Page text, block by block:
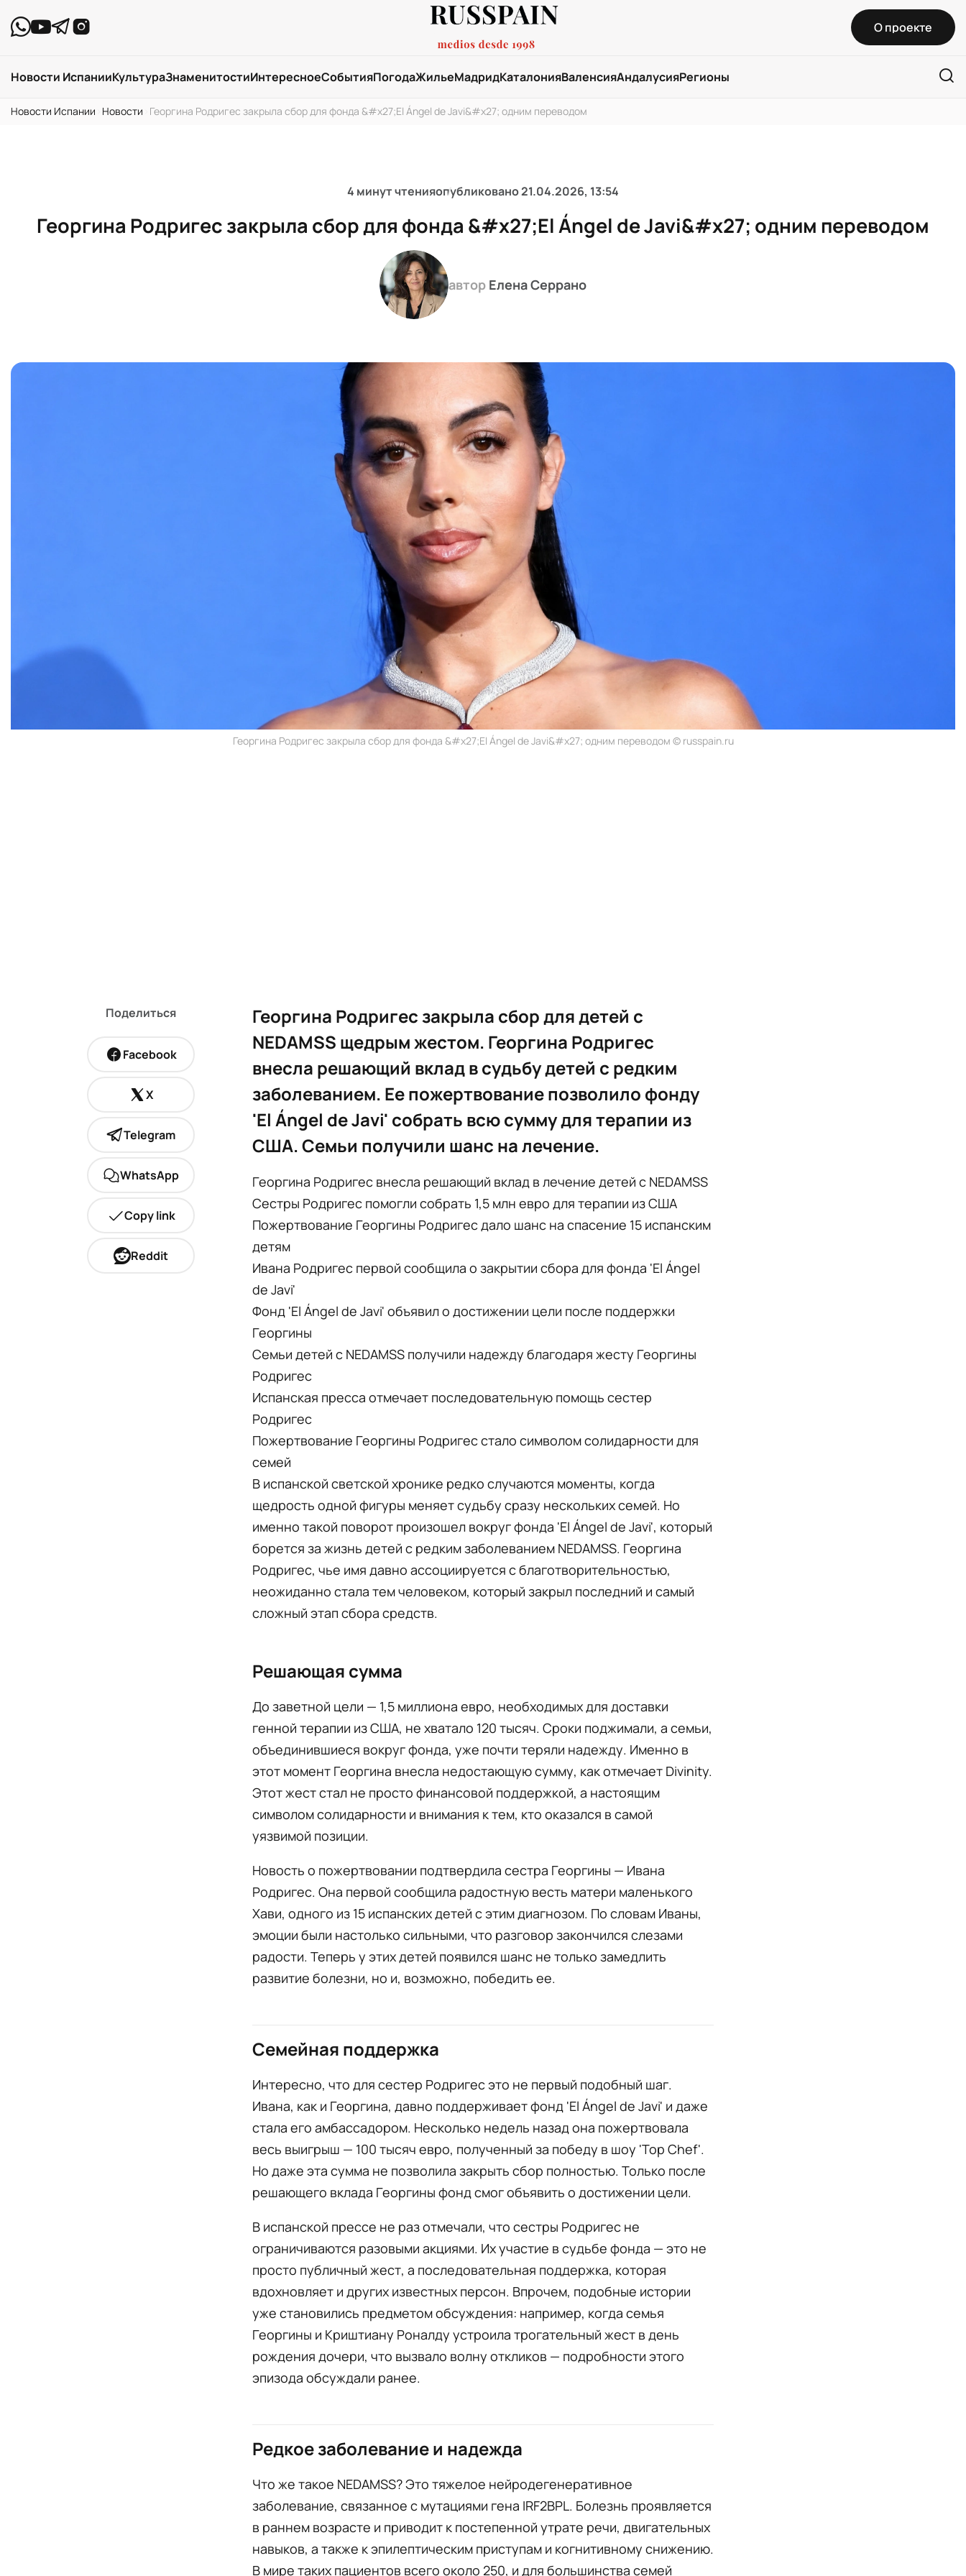
О проекте
Новости ИспанииКультураЗнаменитостиИнтересноеСобытияПогодаЖильеМадридКаталонияВаленсияАндалусияРегионы
Новости Испании Новости Георгина Родригес закрыла сбор для фонда &#x27;El Ángel de Javi&#x27; одним переводом
4 минут чтенияопубликовано21.04.2026, 13:54
Георгина Родригес закрыла сбор для фонда &#x27;El Ángel de Javi&#x27; одним переводом
автор Елена Серрано
Георгина Родригес закрыла сбор для фонда &#x27;El Ángel de Javi&#x27; одним переводом © russpain.ru
Поделиться
Facebook
X
Telegram
WhatsApp
Copy link
Reddit
Георгина Родригес закрыла сбор для детей с
NEDAMSS щедрым жестом. Георгина Родригес
внесла решающий вклад в судьбу детей с редким
заболеванием. Ее пожертвование позволило фонду
'El Ángel de Javi' собрать всю сумму для терапии из
США. Семьи получили шанс на лечение.
Георгина Родригес внесла решающий вклад в лечение детей с NEDAMSS
Сестры Родригес помогли собрать 1,5 млн евро для терапии из США
Пожертвование Георгины Родригес дало шанс на спасение 15 испанским
детям
Ивана Родригес первой сообщила о закрытии сбора для фонда 'El Ángel
de Javi'
Фонд 'El Ángel de Javi' объявил о достижении цели после поддержки
Георгины
Семьи детей с NEDAMSS получили надежду благодаря жесту Георгины
Родригес
Испанская пресса отмечает последовательную помощь сестер
Родригес
Пожертвование Георгины Родригес стало символом солидарности для
семей
В испанской светской хронике редко случаются моменты, когда
щедрость одной фигуры меняет судьбу сразу нескольких семей. Но
именно такой поворот произошел вокруг фонда 'El Ángel de Javi', который
борется за жизнь детей с редким заболеванием NEDAMSS. Георгина
Родригес, чье имя давно ассоциируется с благотворительностью,
неожиданно стала тем человеком, который закрыл последний и самый
сложный этап сбора средств.
Решающая сумма
До заветной цели — 1,5 миллиона евро, необходимых для доставки
генной терапии из США, не хватало 120 тысяч. Сроки поджимали, а семьи,
объединившиеся вокруг фонда, уже почти теряли надежду. Именно в
этот момент Георгина внесла недостающую сумму, как отмечает Divinity.
Этот жест стал не просто финансовой поддержкой, а настоящим
символом солидарности и внимания к тем, кто оказался в самой
уязвимой позиции.
Новость о пожертвовании подтвердила сестра Георгины — Ивана
Родригес. Она первой сообщила радостную весть матери маленького
Хави, одного из 15 испанских детей с этим диагнозом. По словам Иваны,
эмоции были настолько сильными, что разговор закончился слезами
радости. Теперь у этих детей появился шанс не только замедлить
развитие болезни, но и, возможно, победить ее.
Семейная поддержка
Интересно, что для сестер Родригес это не первый подобный шаг.
Ивана, как и Георгина, давно поддерживает фонд 'El Ángel de Javi' и даже
стала его амбассадором. Несколько недель назад она пожертвовала
весь выигрыш — 100 тысяч евро, полученный за победу в шоу 'Top Chef'.
Но даже эта сумма не позволила закрыть сбор полностью. Только после
решающего вклада Георгины фонд смог объявить о достижении цели.
В испанской прессе не раз отмечали, что сестры Родригес не
ограничиваются разовыми акциями. Их участие в судьбе фонда — это не
просто публичный жест, а последовательная поддержка, которая
вдохновляет и других известных персон. Впрочем, подобные истории
уже становились предметом обсуждения: например, когда семья
Георгины и Криштиану Роналду устроила трогательный жест в день
рождения дочери, что вызвало волну откликов — подробности этого
эпизода обсуждали ранее.
Редкое заболевание и надежда
Что же такое NEDAMSS? Это тяжелое нейродегенеративное
заболевание, связанное с мутациями гена IRF2BPL. Болезнь проявляется
в раннем возрасте и приводит к постепенной утрате речи, двигательных
навыков, а также к эпилептическим приступам и когнитивному снижению.
В мире таких пациентов всего около 250, и для большинства семей